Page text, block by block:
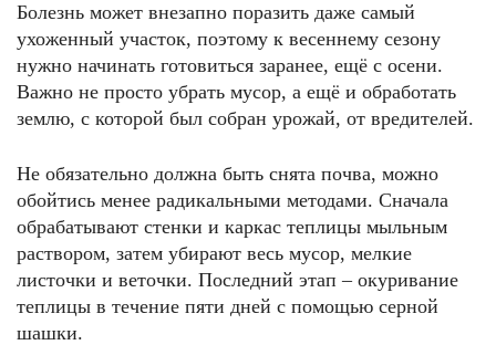
Болезнь может внезапно поразить даже самый
ухоженный участок, поэтому к весеннему сезону
нужно начинать готовиться заранее, ещё с осени.
Важно не просто убрать мусор, а ещё и обработать
землю, с которой был собран урожай, от вредителей.
Не обязательно должна быть снята почва, можно
обойтись менее радикальными методами. Сначала
обрабатывают стенки и каркас теплицы мыльным
раствором, затем убирают весь мусор, мелкие
листочки и веточки. Последний этап – окуривание
теплицы в течение пяти дней с помощью серной
шашки.